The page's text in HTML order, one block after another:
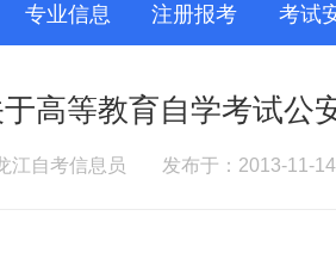
专业信息 注册报考 考试
于高等教育自学考试公
江自考信息员 发布于：2013-11-14